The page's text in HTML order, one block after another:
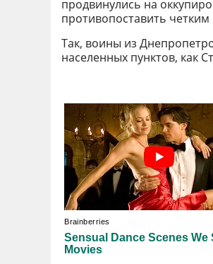
продвинулись на
противопоставить
Так, воины из
населенных пунктов, как